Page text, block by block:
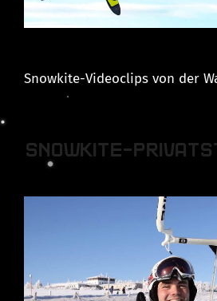
Snowkite-Videoclips von der
SNOWKITE-